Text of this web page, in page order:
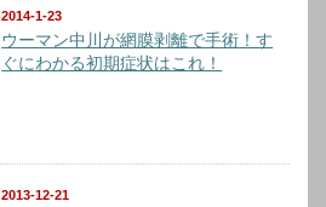
2014-1-23
ウーマン中川が網膜剥離で手術！す
ぐにわかる初期症状はこれ！
2013-12-21